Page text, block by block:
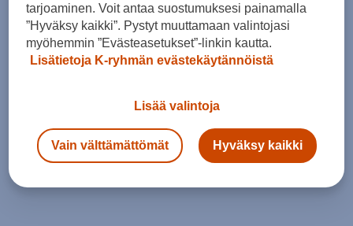
tarjoaminen. Voit antaa suostumuksesi painamalla
”Hyväksy kaikki”. Pystyt muuttamaan valintojasi
myöhemmin ”Evästeasetukset”-linkin kautta.
Lisätietoja K-ryhmän evästekäytännöistä
Lisää valintoja
Vain välttämättömät Hyväksy kaikki